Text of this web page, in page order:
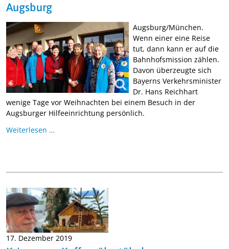
Augsburg
Augsburg/München.
Wenn einer eine Reise
tut, dann kann er auf die
Bahnhofsmission zählen.
Davon überzeugte sich
Bayerns Verkehrsminister
Dr. Hans Reichhart
wenige Tage vor Weihnachten bei einem Besuch in der
Augsburger Hilfeeinrichtung persönlich.
Weiterlesen …
17. Dezember 2019